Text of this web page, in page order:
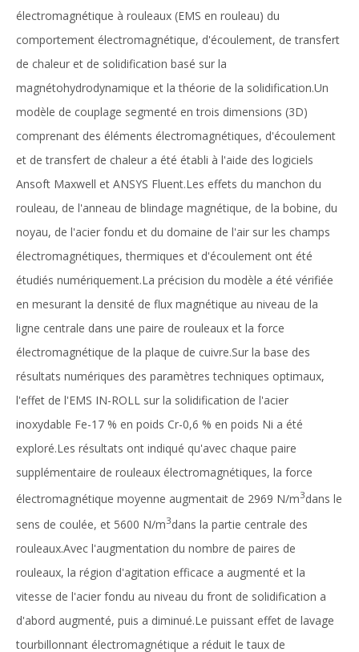
électromagnétique à rouleaux (EMS en rouleau) du
comportement électromagnétique, d'écoulement, de transfert
de chaleur et de solidification basé sur la
magnétohydrodynamique et la théorie de la solidification.Un
modèle de couplage segmenté en trois dimensions (3D)
comprenant des éléments électromagnétiques, d'écoulement
et de transfert de chaleur a été établi à l'aide des logiciels
Ansoft Maxwell et ANSYS Fluent.Les effets du manchon du
rouleau, de l'anneau de blindage magnétique, de la bobine, du
noyau, de l'acier fondu et du domaine de l'air sur les champs
électromagnétiques, thermiques et d'écoulement ont été
étudiés numériquement.La précision du modèle a été vérifiée
en mesurant la densité de flux magnétique au niveau de la
ligne centrale dans une paire de rouleaux et la force
électromagnétique de la plaque de cuivre.Sur la base des
résultats numériques des paramètres techniques optimaux,
l'effet de l'EMS IN-ROLL sur la solidification de l'acier
inoxydable Fe-17 % en poids Cr-0,6 % en poids Ni a été
exploré.Les résultats ont indiqué qu'avec chaque paire
supplémentaire de rouleaux électromagnétiques, la force
électromagnétique moyenne augmentait de 2969 N/m3dans le
sens de coulée, et 5600 N/m3dans la partie centrale des
rouleaux.Avec l'augmentation du nombre de paires de
rouleaux, la région d'agitation efficace a augmenté et la
vitesse de l'acier fondu au niveau du front de solidification a
d'abord augmenté, puis a diminué.Le puissant effet de lavage
tourbillonnant électromagnétique a réduit le taux de